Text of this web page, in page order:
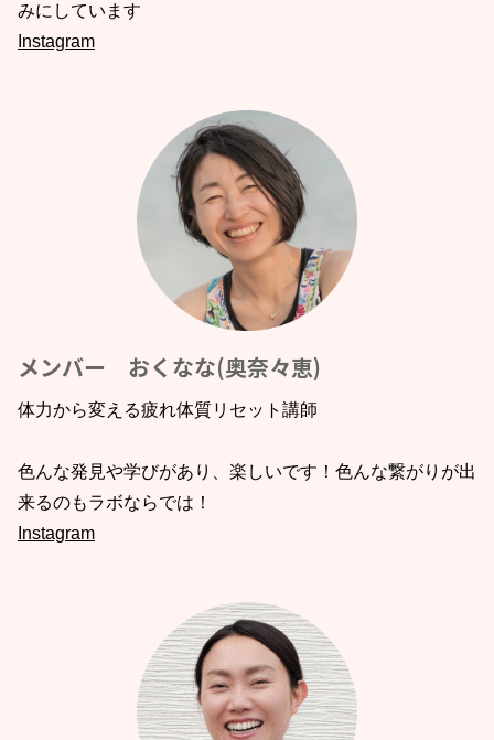
みにしています
Instagram
メンバー おくなな(奥奈々恵)
体力から変える疲れ体質リセット講師
色んな発見や学びがあり、楽しいです！色んな繋がりが出
来るのもラボならでは！
Instagram